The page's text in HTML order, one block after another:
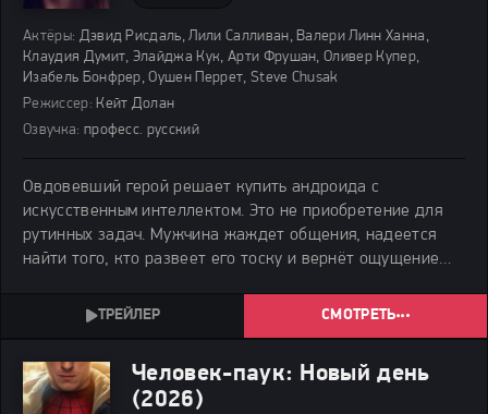
Актёры: Дэвид Рисдаль, Лили Салливан, Валери Линн Ханна,
Клаудия Думит, Элайджа Кук, Арти Фрушан, Оливер Купер,
Изабель Бонфрер, Оушен Перрет, Steve Chusak
Режиссер: Кейт Долан
Озвучка: професс. русский
Овдовевший герой решает купить андроида с
искусственным интеллектом. Это не приобретение для
рутинных задач. Мужчина жаждет общения, надеется
найти того, кто развеет его тоску и вернёт ощущение
СМОТРЕТЬ
Человек-паук: Новый день
(2026)